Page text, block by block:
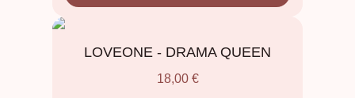
LOVEONE - DRAMA QUEEN
18,00 €